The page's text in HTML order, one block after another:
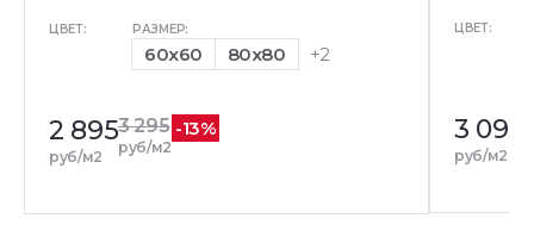
ЦВЕТ: РАЗМЕР:
60x60 80x80 +2
2 895
руб/м2
3 295
руб/м2
-13%
ЦВЕТ:
3 095
руб/м2